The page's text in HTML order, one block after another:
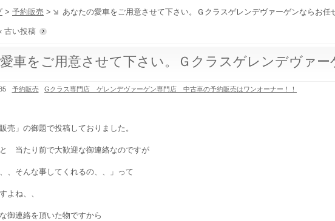
> 予約販売 > あなたの愛車をご用意させて下さい。Ｇクラスゲレンデヴァーゲンならお任
古い投稿
車をご用意させて下さい。Ｇクラスゲレンデヴァ
予約販売 Gクラス専門店 ゲレンデヴァーゲン専門店 中古車の予約販売はワンオーナー！！
売」の御題で投稿しておりました。
当たり前で大歓迎な御連絡なのですが
、そんな事してくれるの、、」って
よね、、
御連絡を頂いた物ですから